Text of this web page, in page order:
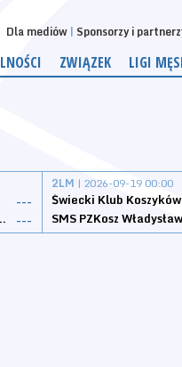
Dla mediów Sponsorzy i
ZWIĄZEK LIGI
---
Podgórne ---
2LM | 2026-09-19 00:00
Świecki Klub
SMS PZKosz